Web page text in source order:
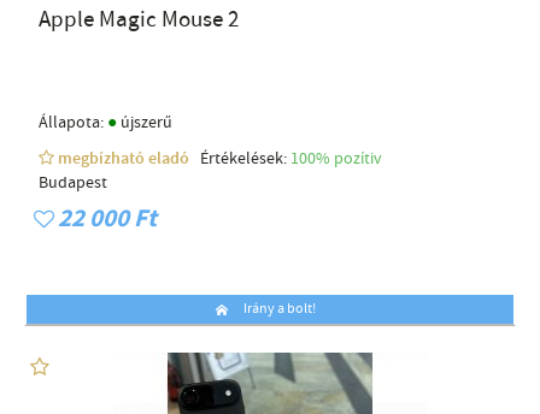
Apple Magic Mouse 2
Állapota: ● újszerű
megbízható eladó
Értékelések: 100% pozítiv
Budapest
22 000 Ft
Irány a bolt!